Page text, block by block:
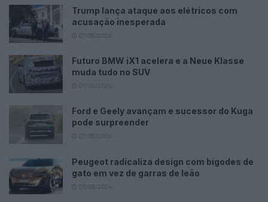
Trump lança ataque aos elétricos com
acusação inesperada
Futuro BMW iX1 acelera e a Neue Klasse
muda tudo no SUV
Ford e Geely avançam e sucessor do Kuga
pode surpreender
Peugeot radicaliza design com bigodes de
gato em vez de garras de leão